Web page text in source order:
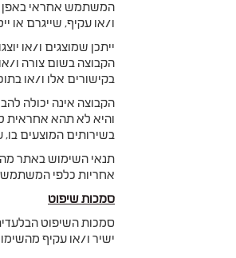
המשתמש אחראי באפן
ו/או עקיף, שייגרם
ייתכן שמוצגים ו/או
הקבוצה בשום צורה ו/
בקישורים אלו ו/או
הקבוצה אינה יכולה
והיא לא תהא אחראית
בשירותים המוצעים
תנאי השימוש באתר
אחריות כלפי
סמכות שיפוט
סמכות השיפוט
ישיר ו/או עקיף